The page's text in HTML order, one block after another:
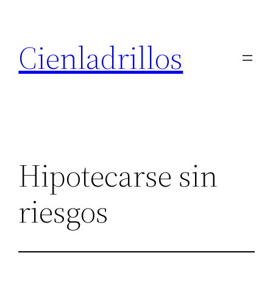
contenido
Cienladrillos
Hipotecarse sin
riesgos